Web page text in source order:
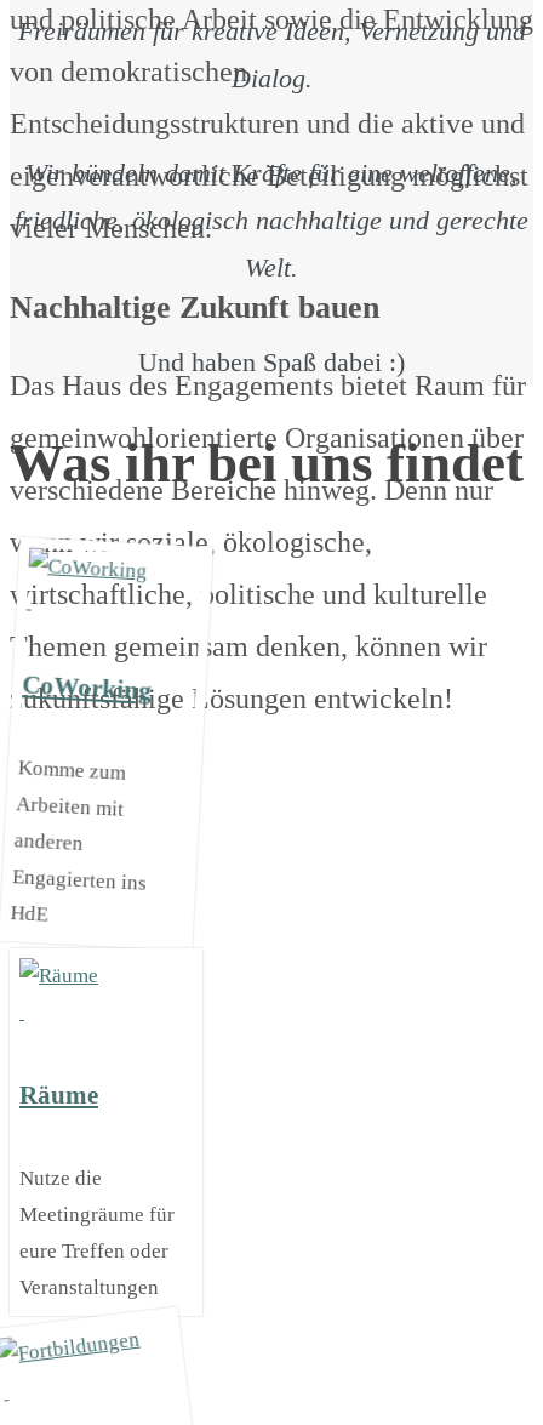
und politische Arbeit sowie die Entwicklung
von demokratischen
Entscheidungsstrukturen und die aktive und
eigenverantwortliche Beteiligung möglichst
vieler Menschen.
Nachhaltige Zukunft bauen
Das Haus des Engagements bietet Raum für
gemeinwohlorientierte Organisationen über
verschiedene Bereiche hinweg. Denn nur
wenn wir soziale, ökologische,
wirtschaftliche, politische und kulturelle
Themen gemeinsam denken, können wir
zukunftsfähige Lösungen entwickeln!
Freiräumen für kreative Ideen, Vernetzung und
Dialog.
Wir bündeln damit Kräfte für eine weltoffene,
friedliche, ökologisch nachhaltige und gerechte
Welt.
Und haben Spaß dabei :)
Was ihr bei uns findet
CoWorking
Komme zum
Arbeiten mit
anderen
Engagierten ins
HdE
Räume
Nutze die
Meetingräume für
eure Treffen oder
Veranstaltungen